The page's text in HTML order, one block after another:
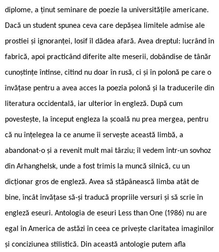
diplome, a ținut seminare de poezie la universitățile americane.
Dacă un student spunea ceva care depășea limitele admise ale
prostiei și ignoranței, Iosif îl dădea afară. Avea dreptul: lucrând în
fabrică, apoi practicând diferite alte meserii, dobândise de tânăr
cunoștințe întinse, citind nu doar în rusă, ci și în polonă pe care o
învățase pentru a avea acces la poezia polonă și la traducerile din
literatura occidentală, iar ulterior în engleză. După cum
povestește, la început engleza la școală nu prea mergea, pentru
că nu înțelegea la ce anume îi servește această limbă, a
abandonat-o și a revenit mult mai târziu; îl vedem într-un sovhoz
din Arhanghelsk, unde a fost trimis la muncă silnică, cu un
dicționar gros de engleză. Avea să stăpânească limba atât de
bine, încât învățase să-și traducă propriile versuri și să scrie în
engleză eseuri. Antologia de eseuri Less than One (1986) nu are
egal în America de astăzi în ceea ce privește claritatea imaginilor
și conciziunea stilistică. Din această antologie putem afla